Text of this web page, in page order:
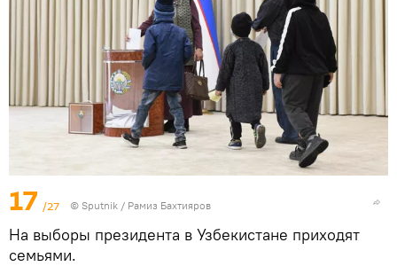
17 /27 © Sputnik / Рамиз Бахтияров
На выборы президента в Узбекистане приходят
семьями.